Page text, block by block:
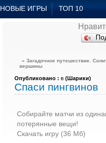
НОВЫЕ ИГРЫ ТОП 10
« Загадочное путешествие.
вершины
Опубликовано : в (Шарики)
Спаси пингвинов
Собирайте матчи из
потерянные вещи!
Скачать игру (36 Мб)